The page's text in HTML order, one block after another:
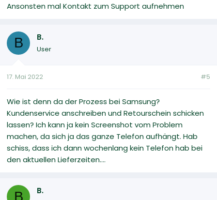
Ansonsten mal Kontakt zum Support aufnehmen
B B.
User
17. Mai 2022 #5
Wie ist denn da der Prozess bei Samsung?
Kundenservice anschreiben und Retourschein schicken
lassen? Ich kann ja kein Screenshot vom Problem
machen, da sich ja das ganze Telefon aufhängt. Hab
schiss, dass ich dann wochenlang kein Telefon hab bei
den aktuellen Lieferzeiten....
B B.